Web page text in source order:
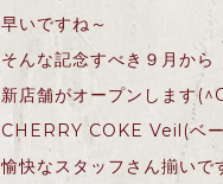
早いですね～
そんな記念すべき９月から
新店舗がオープンします
CHERRY COKE Veil(ベ
愉快なスタッフさん揃いで